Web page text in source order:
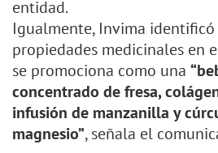
entidad.
Igualmente, Invima
propiedades medicinales en
se promociona como una
concentrado de fresa,
infusión de manzanilla y
magnesio”, señala el